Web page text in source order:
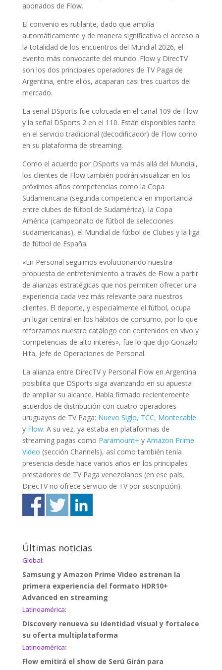
abonados de Flow.
El convenio es rutilante, dado que amplía
automáticamente y de manera significativa el acceso a
la totalidad de los encuentros del Mundial 2026, el
evento más convocante del mundo. Flow y DirecTV
son los dos principales operadores de TV Paga de
Argentina, entre ellos, acaparan casi tres cuartos del
mercado.
La señal DSports fue colocada en el canal 109 de Flow
y la señal DSports 2 en el 110. Están disponibles tanto
en el servicio tradicional (decodificador) de Flow como
en su plataforma de streaming.
Como el acuerdo por DSports va más allá del Mundial,
los clientes de Flow también podrán visualizar en los
próximos años competencias como la Copa
Sudamericana (segunda competencia en importancia
entre clubes de fútbol de Sudamérica), la Copa
América (campeonato de fútbol de selecciones
sudamericanas), el Mundial de fútbol de Clubes y la liga
de fútbol de España.
«En Personal seguimos evolucionando nuestra
propuesta de entretenimiento a través de Flow a partir
de alianzas estratégicas que nos permiten ofrecer una
experiencia cada vez más relevante para nuestros
clientes. El deporte, y especialmente el fútbol, ocupa
un lugar central en los hábitos de consumo, por lo que
reforzamos nuestro catálogo con contenidos en vivo y
competencias de alto interés», fue lo que dijo Gonzalo
Hita, Jefe de Operaciones de Personal.
La alianza entre DirecTV y Personal Flow en Argentina
posibilita que DSports siga avanzando en su apuesta
de ampliar su alcance. Había firmado recientemente
acuerdos de distribución con cuatro operadores
uruguayos de TV Paga: Nuevo Siglo, TCC, Montecable
y Flow. A su vez, ya estaba en plataformas de
streaming pagas como Paramount+ y Amazon Prime
Video (sección Channels), así como también tenía
presencia desde hace varios años en los principales
prestadores de TV Paga venezolanos (en ese país,
DirecTV no ofrece servicio de TV por suscripción).
Últimas noticias
Global:
Samsung y Amazon Prime Video estrenan la
primera experiencia del formato HDR10+
Advanced en streaming
Latinoamérica:
Discovery renueva su identidad visual y fortalece
su oferta multiplataforma
Latinoamérica:
Flow emitirá el show de Serú Girán para